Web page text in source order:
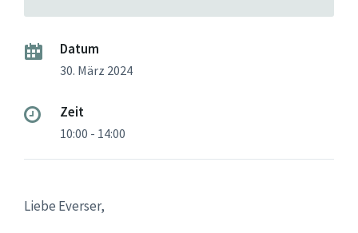
Datum
30. März 2024
Zeit
10:00 - 14:00
Liebe Everser,